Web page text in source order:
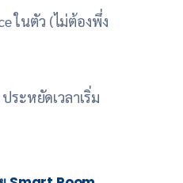
ในตัว (ไม่ต้องพึ่ง
ระหยัดเวลาเริ่ม